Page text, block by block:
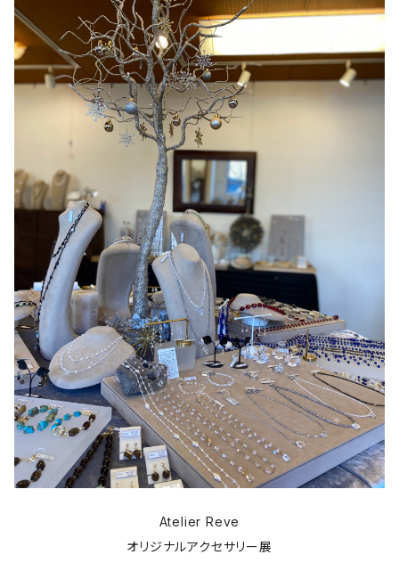
Atelier Reve
オリジナルアクセサリー展